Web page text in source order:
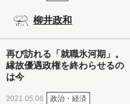
柳井政和
再び訪れる「就職氷河期」。
縁故優遇政権を終わらせるの
は今
2021.05.06 政治・経済